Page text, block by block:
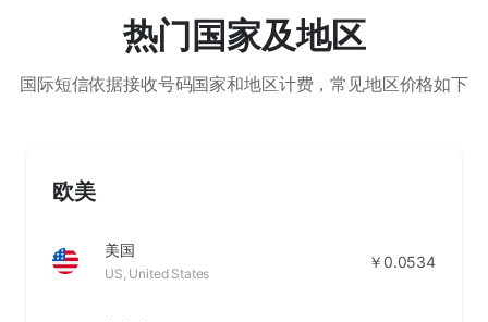
热门国家及地区
国际短信依据接收号码国家和地区计费，常见地区价格如下
欧美
美国
US, United States
￥0.0534